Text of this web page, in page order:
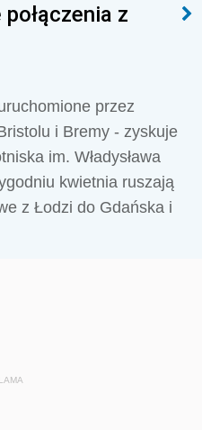
z
przez
i Bremy - zyskuje
im. Władysława
kwietnia ruszają
z Łodzi do Gdańska i